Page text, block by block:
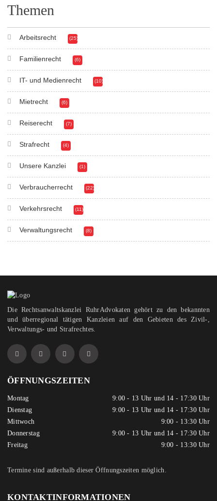
Themen
Arbeitsrecht (25)
Familienrecht (6)
IT- und Medienrecht (10)
Mietrecht (6)
Reiserecht (7)
Strafrecht (4)
Unsere Kanzlei (1)
Verbraucherrecht (22)
Verkehrsrecht (11)
Verwaltungsrecht (8)
Die Rechtsanwaltskanzlei RuhrAdvokaten gehört zu den bekannten
und überregional tätigen Kanzleien auf den Gebieten des Zivil-,
Verwaltungs- und Strafrechtes.
ÖFFNUNGSZEITEN
Montag
9:00 - 13 Uhr und 14 - 17:30 Uhr
Dienstag
9:00 - 13 Uhr und 14 - 17:30 Uhr
Mittwoch
9:00 - 13:30 Uhr
Donnerstag
9:00 - 13 Uhr und 14 - 17:30 Uhr
Freitag
9:00 - 13:30 Uhr
Termine sind außerhalb dieser Öffnungszeiten möglich.
KONTAKTINFORMATIONEN